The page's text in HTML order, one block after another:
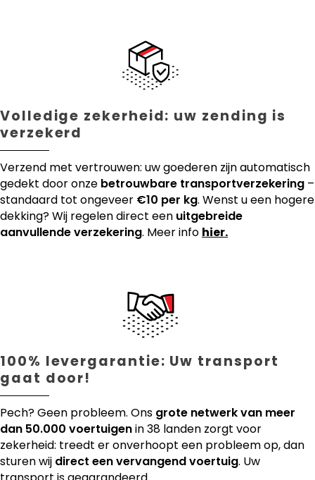
Volledige zekerheid: uw zending is
verzekerd
Verzend met vertrouwen: uw goederen zijn automatisch
gedekt door onze betrouwbare transportverzekering –
standaard tot ongeveer €10 per kg. Wenst u een hogere
dekking? Wij regelen direct een uitgebreide
aanvullende verzekering. Meer info hier.
100% levergarantie: Uw transport
gaat door!
Pech? Geen probleem. Ons grote netwerk van meer
dan 50.000 voertuigenin 38 landen zorgt voor
zekerheid: treedt er onverhoopt een probleem op, dan
sturen wij direct een vervangend voertuig. Uw